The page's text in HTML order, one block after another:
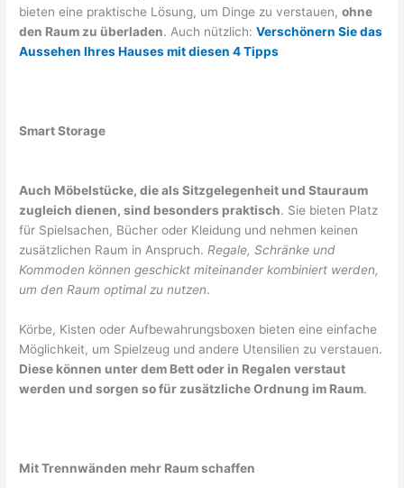
bieten eine praktische Lösung, um Dinge zu verstauen,ohne
den Raum zu überladen. Auch nützlich:Verschönern Sie das
Aussehen Ihres Hauses mit diesen 4 Tipps
Smart Storage
Auch Möbelstücke, die als Sitzgelegenheit und Stauraum
zugleich dienen, sind besonders praktisch. Sie bieten Platz
für Spielsachen, Bücher oder Kleidung und nehmen keinen
zusätzlichen Raum in Anspruch. Regale, Schränke und
Kommoden können geschickt miteinander kombiniert werden,
um den Raum optimal zu nutzen.
Körbe, Kisten oder Aufbewahrungsboxen bieten eine einfache
Möglichkeit, um Spielzeug und andere Utensilien zu verstauen.
Diese können unter dem Bett oder in Regalen verstaut
werden und sorgen so für zusätzliche Ordnung im Raum.
Mit Trennwänden mehr Raum schaffen